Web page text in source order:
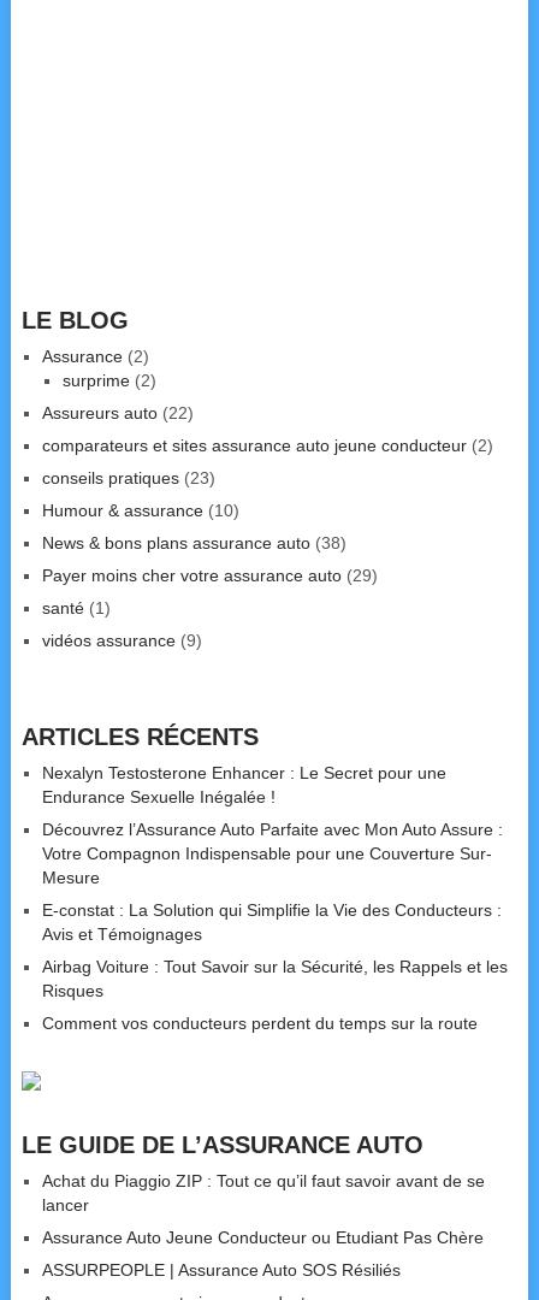
LE BLOG
Assurance(2)
surprime(2)
Assureurs auto(22)
comparateurs et sites assurance auto jeune conducteur(2)
conseils pratiques(23)
Humour & assurance(10)
News & bons plans assurance auto(38)
Payer moins cher votre assurance auto(29)
santé(1)
vidéos assurance(9)
ARTICLES RÉCENTS
Nexalyn Testosterone Enhancer : Le Secret pour une
Endurance Sexuelle Inégalée !
Découvrez l’Assurance Auto Parfaite avec Mon Auto Assure :
Votre Compagnon Indispensable pour une Couverture Sur-
Mesure
E-constat : La Solution qui Simplifie la Vie des Conducteurs :
Avis et Témoignages
Airbag Voiture : Tout Savoir sur la Sécurité, les Rappels et les
Risques
Comment vos conducteurs perdent du temps sur la route
LE GUIDE DE L’ASSURANCE AUTO
Achat du Piaggio ZIP : Tout ce qu’il faut savoir avant de se
lancer
Assurance Auto Jeune Conducteur ou Etudiant Pas Chère
ASSURPEOPLE | Assurance Auto SOS Résiliés